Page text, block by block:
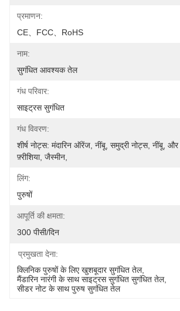
प्रमाणन:
CE、FCC、RoHS
नाम:
सुगंधित आवश्यक तेल
गंध परिवार:
साइट्रस सुगंधित
गंध विवरण:
शीर्ष नोट्स: मंदारिन ऑरेंज, नींबू, समुद्री नोट्स, नींबू,
फ़्रीशिया, जैस्मीन,
लिंग:
पुरुषों
आपूर्ति की क्षमता:
300 पीसी/दिन
प्रमुखता देना:
क्लिनिक पुरुषों के लिए खुशबूदार सुगंधित तेल,
मैंडारिन नारंगी के साथ साइट्रस सुगंधित सुगंधित तेल,
सीडर नोट के साथ पुरुष सुगंधित तेल